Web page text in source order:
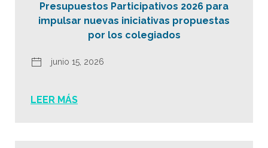
Presupuestos Participativos 2026 para
impulsar nuevas iniciativas propuestas
por los colegiados
junio 15, 2026
LEER MÁS